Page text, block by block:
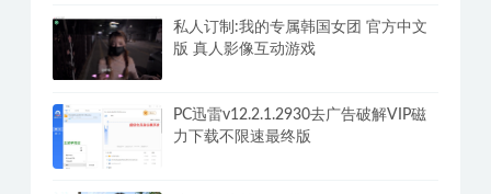
私人订制:我的专属韩国女团 官方中文
版 真人影像互动游戏
PC迅雷v12.2.1.2930去广告破解VIP磁
力下载不限速最终版